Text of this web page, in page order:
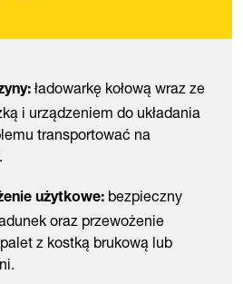
ładowarkę kołową wraz ze
i urządzeniem do układania
transportować na
użytkowe: bezpieczny
oraz przewożenie
z kostką brukową lub